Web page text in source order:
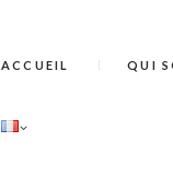
ACCUEIL QUI